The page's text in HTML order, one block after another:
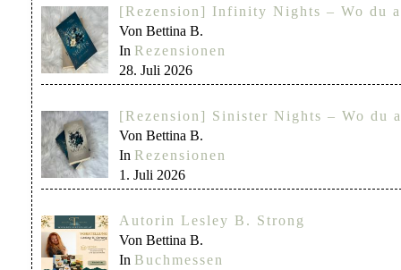
[Rezension] Infinity Nights – Wo du
Von Bettina B.
In Rezensionen
28. Juli 2026
[Rezension] Sinister Nights – Wo du
Von Bettina B.
In Rezensionen
1. Juli 2026
Autorin Lesley B. Strong
Von Bettina B.
In Buchmessen